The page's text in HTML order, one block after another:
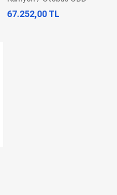
Protokolü Aktivasyonu
67.252,00 TL